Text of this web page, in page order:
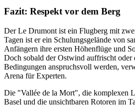
Fazit: Respekt vor dem Berg
Der Le Drumont ist ein Flugberg mit
Tagen ist er ein Schulungsgelände von
Anfängern ihre ersten Höhenflüge und
Doch sobald der Ostwind auffrischt oder
Bedingungen anspruchsvoll werden,
Arena für Experten.
Die "Vallée de la Mort", die komplexen
Basel und die unsichtbaren Rotoren im